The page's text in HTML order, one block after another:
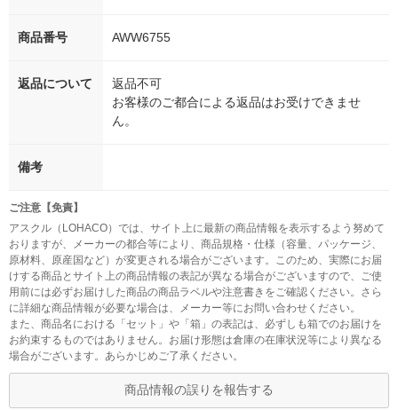
商品番号 AWW6755
返品について
返品不可
お客様のご都合による返品はお受けできませ
ん。
備考
ご注意【免責】
アスクル（LOHACO）では、サイト上に最新の商品情報を表示するよう努めて
おりますが、メーカーの都合等により、商品規格・仕様（容量、パッケージ、
原材料、原産国など）が変更される場合がございます。このため、実際にお届
けする商品とサイト上の商品情報の表記が異なる場合がございますので、ご使
用前には必ずお届けした商品の商品ラベルや注意書きをご確認ください。さら
に詳細な商品情報が必要な場合は、メーカー等にお問い合わせください。
また、商品名における「セット」や「箱」の表記は、必ずしも箱でのお届けを
お約束するものではありません。お届け形態は倉庫の在庫状況等により異なる
場合がございます。あらかじめご了承ください。
商品情報の誤りを報告する